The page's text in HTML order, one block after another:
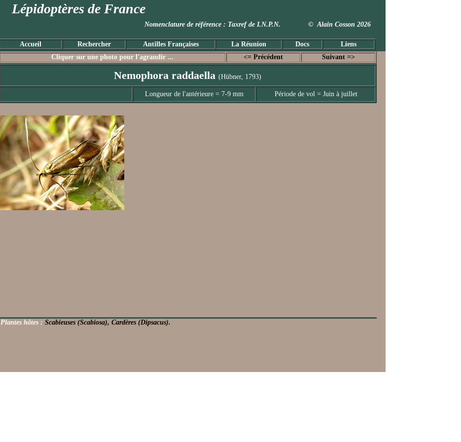
Lépidoptères de France
Nomenclature de référence : Taxref de I.N.P.N. © Alain Cosson 2026
Accueil Rechercher Antilles Françaises La Réunion Docs Liens
Cliquer sur une photo pour l'agrandir ... <= Précédent Suivant =>
Nemophora raddaella (Hübner, 1793)
Longueur de l'antérieure = 7-9 mm Période de vol = Juin à juillet
Plantes hôtes : Scabieuses (Scabiosa), Cardères (Dipsacus).